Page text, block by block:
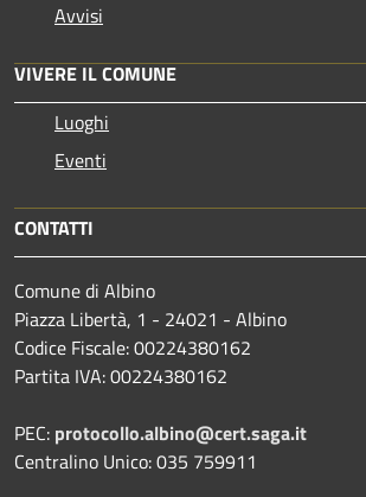
Avvisi
VIVERE IL COMUNE
Luoghi
Eventi
CONTATTI
Comune di Albino
Piazza Libertà, 1 - 24021 - Albino
Codice Fiscale: 00224380162
Partita IVA: 00224380162
PEC: protocollo.albino@cert.saga.it
Centralino Unico: 035 759911